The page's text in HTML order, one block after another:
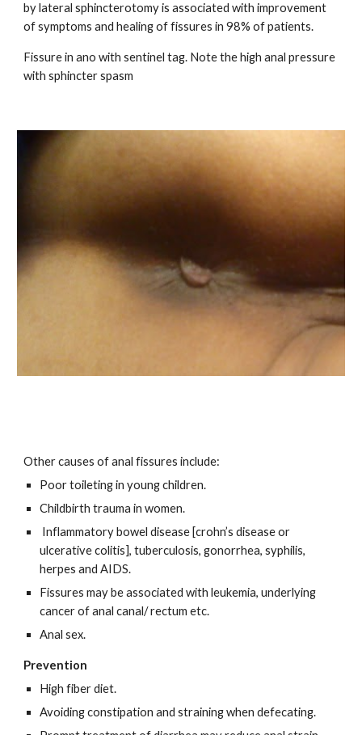
by lateral sphincterotomy is associated with improvement
of symptoms and healing of fissures in 98% of patients.
Fissure in ano with sentinel tag. Note the high anal pressure
with sphincter spasm
Other causes of anal fissures include:
Poor toileting in young children.
Childbirth trauma in women.
Inflammatory bowel disease [crohn’s disease or
ulcerative colitis], tuberculosis, gonorrhea, syphilis,
herpes and AIDS.
Fissures may be associated with leukemia, underlying
cancer of anal canal/ rectum etc.
Anal sex.
Prevention
High fiber diet.
Avoiding constipation and straining when defecating.